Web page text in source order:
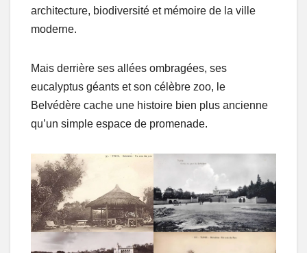
architecture, biodiversité et mémoire de la ville
moderne.
Mais derrière ses allées ombragées, ses
eucalyptus géants et son célèbre zoo, le
Belvédère cache une histoire bien plus ancienne
qu’un simple espace de promenade.